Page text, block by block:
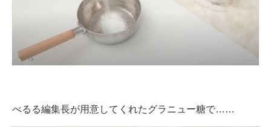
べるる編集長が用意してくれたグラニュー糖で……